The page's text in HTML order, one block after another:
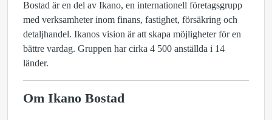
Bostad är en del av Ikano, en internationell företagsgrupp
med verksamheter inom finans, fastighet, försäkring och
detaljhandel. Ikanos vision är att skapa möjligheter för en
bättre vardag. Gruppen har cirka 4 500 anställda i 14
länder.
Om Ikano Bostad